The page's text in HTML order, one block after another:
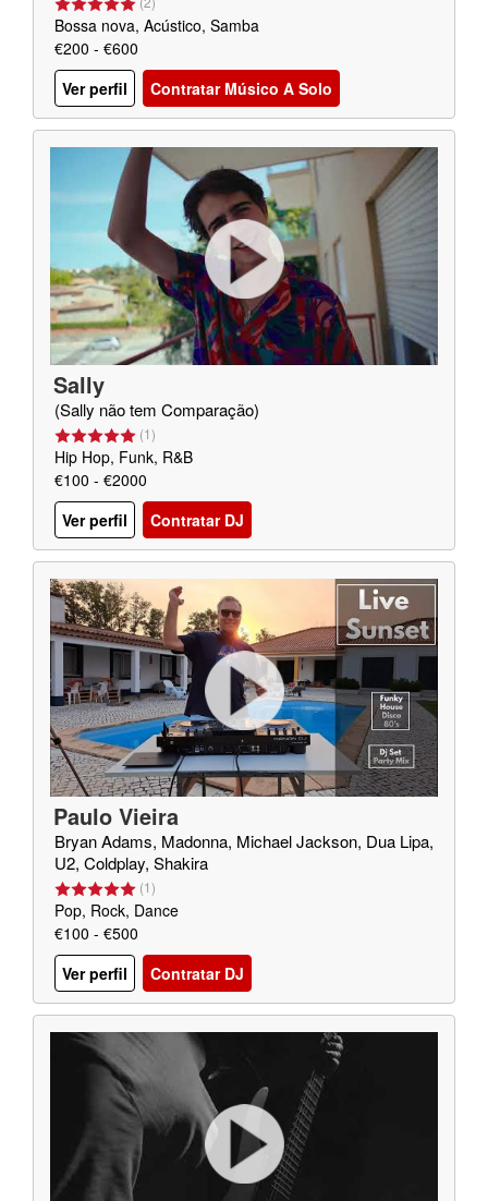
Bossa nova, Acústico, Samba
€200 - €600
Ver perfil
Contratar Músico A Solo
Sally
(Sally não tem Comparação)
(1)
Hip Hop, Funk, R&B
€100 - €2000
Ver perfil
Contratar DJ
Paulo Vieira
Bryan Adams, Madonna, Michael Jackson, Dua Lipa,
U2, Coldplay, Shakira
(1)
Pop, Rock, Dance
€100 - €500
Ver perfil
Contratar DJ